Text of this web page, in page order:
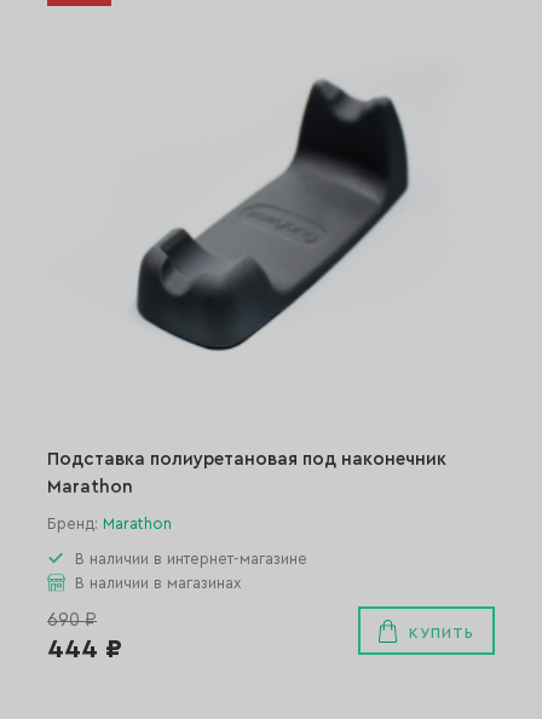
Подставка полиуретановая под наконечник
Marathon
Бренд: Marathon
В наличии в интернет-магазине
В наличии в магазинах
690 ₽
444 ₽
КУПИТЬ